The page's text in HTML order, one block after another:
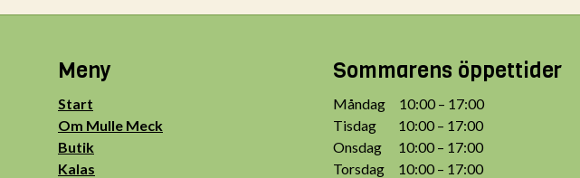
Meny
Start
Om Mulle Meck
Butik
Kalas
Sommarens öppettider
Måndag 10:00 – 17:00
Tisdag 10:00 – 17:00
Onsdag 10:00 – 17:00
Torsdag 10:00 – 17:00